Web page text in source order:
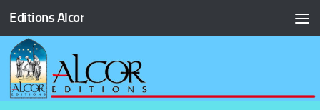
Skip to content
Editions Alcor